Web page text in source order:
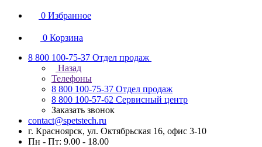
0 Избранное
0 Корзина
8 800 100-75-37 Отдел продаж
Назад
Телефоны
8 800 100-75-37 Отдел продаж
8 800 100-57-62 Сервисный центр
Заказать звонок
contact@spetstech.ru
г. Красноярск, ул. Октябрьская 16, офис 3-10
Пн - Пт: 9.00 - 18.00